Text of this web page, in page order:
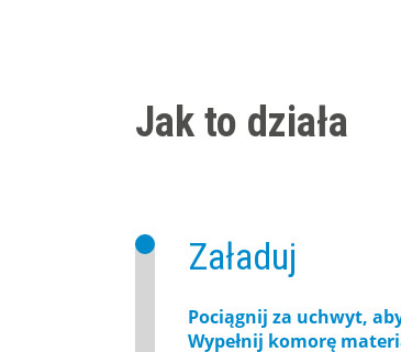
Jak to działa
Załaduj
Pociągnij za uchwyt,
Wypełnij komorę